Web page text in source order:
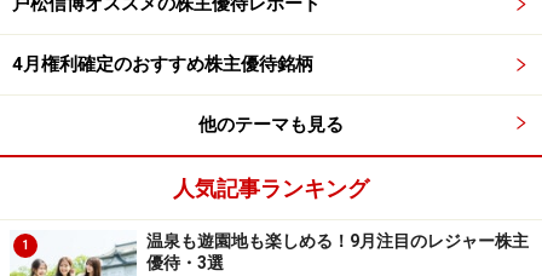
【編集部からのお知らせ】
・「家計」について、アンケート（2026/8/31まで）
を実施
※謝礼付きの限定アンケートやモニター企画に参加が可能に
なります
4月権利確定のおすすめ株主優待銘柄
他のテーマも見る
人気記事ランキング
1
温泉も遊園地も楽しめる！9月注目のレジャー株主
優待・3選